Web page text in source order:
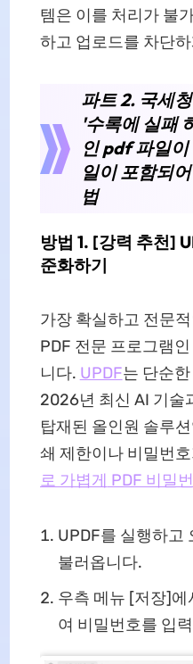
템은 이를 처리가 불
하고 업로드를 차단
파트 2. 국세
'수록에 실패
인 pdf 파일
일이 포함되
법
방법 1. [강력 추천]
준화하기
가장 확실하고 전문
PDF 전문 프로그램인
니다. UPDF는 단순
2026년 최신 AI 기술
탑재된 올인원 솔루
쇄 제한이나 비밀번
로 가볍게 PDF 비밀
UPDF를 실행하고
불러옵니다.
우측 메뉴 [저장]
여 비밀번호를 입